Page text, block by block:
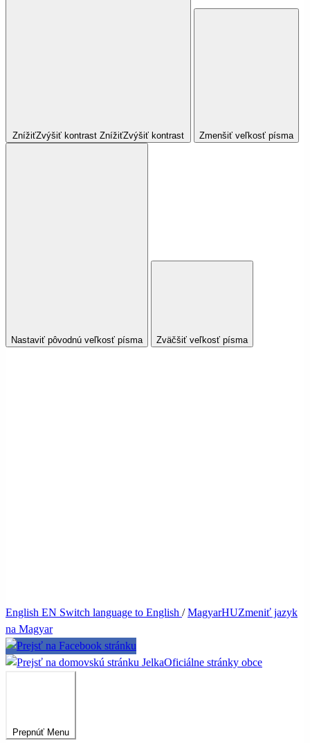
ZnížiťZvýšiť kontrast ZnížiťZvýšiť kontrast Zmenšiť veľkosť písma
Nastaviť pôvodnú veľkosť písma Zväčšiť veľkosť písma
English EN Switch language to English /MagyarHUZmeniť jazyk
na Magyar
JelkaOficiálne stránky obce
Prepnúť Menu